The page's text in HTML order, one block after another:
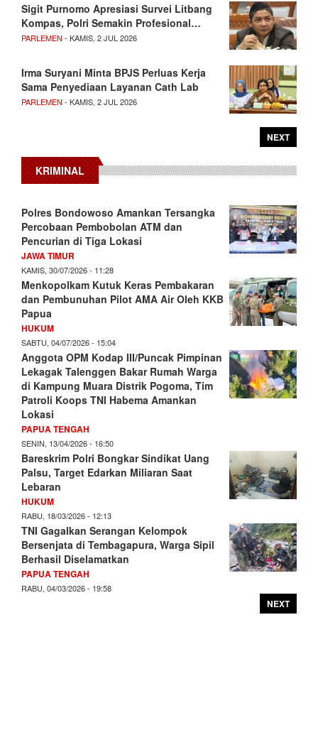
Sigit Purnomo Apresiasi Survei Litbang
Kompas, Polri Semakin Profesional…
PARLEMEN - KAMIS, 2 JUL 2026
Irma Suryani Minta BPJS Perluas Kerja
Sama Penyediaan Layanan Cath Lab
PARLEMEN - KAMIS, 2 JUL 2026
NEXT
KRIMINAL
Polres Bondowoso Amankan Tersangka
Percobaan Pembobolan ATM dan
Pencurian di Tiga Lokasi
JAWA TIMUR
KAMIS, 30/07/2026 - 11:28
Menkopolkam Kutuk Keras Pembakaran
dan Pembunuhan Pilot AMA Air Oleh KKB
Papua
HUKUM
SABTU, 04/07/2026 - 15:04
Anggota OPM Kodap III/Puncak Pimpinan
Lekagak Talenggen Bakar Rumah Warga
di Kampung Muara Distrik Pogoma, Tim
Patroli Koops TNI Habema Amankan
Lokasi
PAPUA TENGAH
SENIN, 13/04/2026 - 16:50
Bareskrim Polri Bongkar Sindikat Uang
Palsu, Target Edarkan Miliaran Saat
Lebaran
HUKUM
RABU, 18/03/2026 - 12:13
TNI Gagalkan Serangan Kelompok
Bersenjata di Tembagapura, Warga Sipil
Berhasil Diselamatkan
PAPUA TENGAH
RABU, 04/03/2026 - 19:58
NEXT